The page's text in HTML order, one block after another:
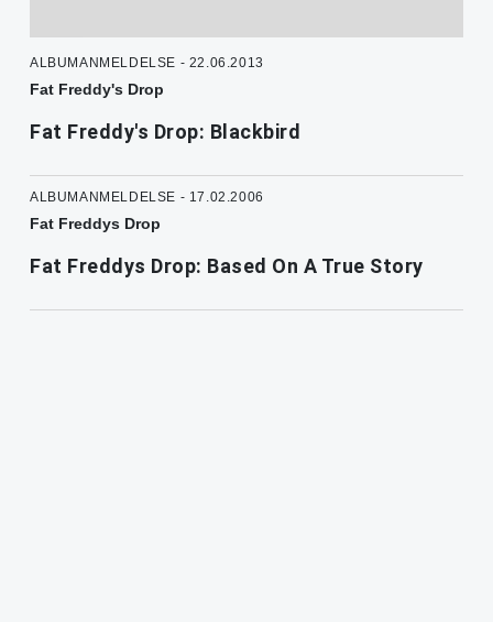
ALBUMANMELDELSE - 22.06.2013
Fat Freddy's Drop
Fat Freddy's Drop: Blackbird
ALBUMANMELDELSE - 17.02.2006
Fat Freddys Drop
Fat Freddys Drop: Based On A True Story